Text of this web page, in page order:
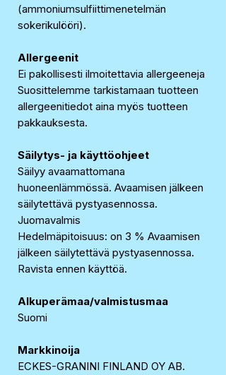
(ammoniumsulfiittimenetelmän
sokerikulööri).
Allergeenit
Ei pakollisesti ilmoitettavia allergeeneja
Suosittelemme tarkistamaan tuotteen
allergeenitiedot aina myös tuotteen
pakkauksesta.
Säilytys- ja käyttöohjeet
Säilyy avaamattomana
huoneenlämmössä. Avaamisen jälkeen
säilytettävä pystyasennossa.
Juomavalmis
Hedelmäpitoisuus: on 3 % Avaamisen
jälkeen säilytettävä pystyasennossa.
Ravista ennen käyttöä.
Alkuperämaa/valmistusmaa
Suomi
Markkinoija
ECKES-GRANINI FINLAND OY AB.